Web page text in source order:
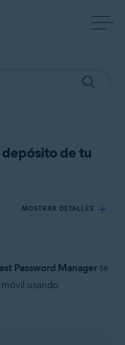
de tu
MOSTRAR DETALLES
Password Managerte
usando